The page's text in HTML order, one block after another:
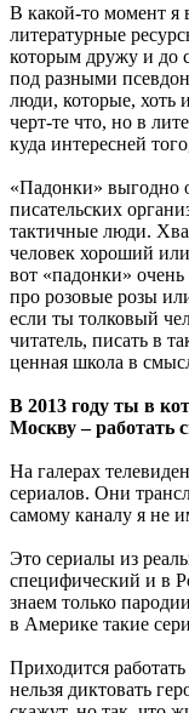
В какой-то момент я
литературные
которым дружу и до
под разными
люди, которые, хоть
черт-те что, но в
куда интересней
«Падонки» выгодно
писательских
тактичные люди.
человек хороший
вот «падонки»
про розовые розы
если ты толковый
читатель, писать в
ценная школа в
В 2013 году ты в
Москву – работать
На галерах
сериалов. Они
самому каналу я не
Это сериалы из
специфический и в
знаем только
в Америке такие
Приходится
нельзя диктовать